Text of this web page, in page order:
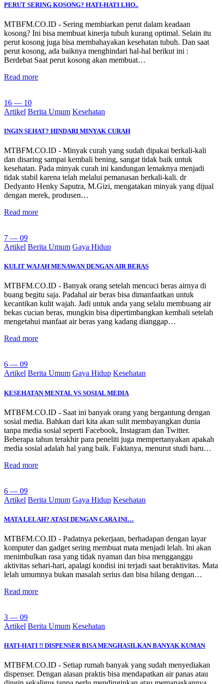
PERUT SERING KOSONG? HATI-HATI LHO..
MTBFM.CO.ID - Sering membiarkan perut dalam keadaan
kosong? Ini bisa membuat kinerja tubuh kurang optimal. Selain itu
perut kosong juga bisa membahayakan kesehatan tubuh. Dan saat
perut kosong, ada baiknya menghindari hal-hal berikut ini :
Berdebat Saat perut kosong akan membuat…
Read more
16 — 10
Artikel Berita Umum Kesehatan
INGIN SEHAT? HINDARI MINYAK CURAH
MTBFM.CO.ID - Minyak curah yang sudah dipakai berkali-kali
dan disaring sampai kembali bening, sangat tidak baik untuk
kesehatan. Pada minyak curah ini kandungan lemaknya menjadi
tidak stabil karena telah melalui pemanasan berkali-kali. dr
Dedyanto Henky Saputra, M.Gizi, mengatakan minyak yang dijual
dengan merek, produsen…
Read more
7 — 09
Artikel Berita Umum Gaya Hidup
KULIT WAJAH MENAWAN DENGAN AIR BERAS
MTBFM.CO.ID - Banyak orang setelah mencuci beras airnya di
buang begitu saja. Padahal air beras bisa dimanfaatkan untuk
kecantikan kulit wajah. Jadi untuk anda yang selalu membuang air
bekas cucian beras, mungkin bisa dipertimbangkan kembali setelah
mengetahui manfaat air beras yang kadang dianggap…
Read more
6 — 09
Artikel Berita Umum Gaya Hidup Kesehatan
KESEHATAN MENTAL VS SOSIAL MEDIA
MTBFM.CO.ID - Saat ini banyak orang yang bergantung dengan
sosial media. Bahkan dari kita akan sulit membayangkan dunia
tanpa media sosial seperti Facebook, Instagram dan Twitter.
Beberapa tahun terakhir para peneliti juga mempertanyakan apakah
media sosial adalah hal yang baik. Faktanya, menurut studi baru…
Read more
6 — 09
Artikel Berita Umum Gaya Hidup Kesehatan
MATA LELAH? ATASI DENGAN CARA INI…
MTBFM.CO.ID - Padatnya pekerjaan, berhadapan dengan layar
komputer dan gadget sering membuat mata menjadi lelah. Ini akan
menimbulkan rasa yang tidak nyaman dan bisa mengganggu
aktivitas sehari-hari, apalagi kondisi ini terjadi saat beraktivitas. Mata
lelah umumnya bukan masalah serius dan bisa hilang dengan…
Read more
3 — 09
Artikel Berita Umum Kesehatan
HATI-HATI !! DISPENSER BISA MENGHASILKAN BANYAK KUMAN
MTBFM.CO.ID - Setiap rumah banyak yang sudah menyediakan
dispenser. Dengan alasan praktis bisa mendapatkan air panas atau